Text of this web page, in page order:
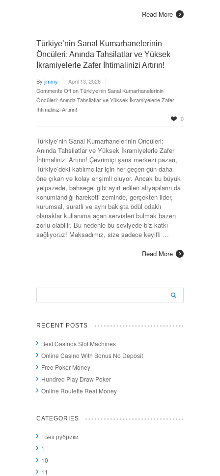
Read More
Türkiye’nin Sanal Kumarhanelerinin
Öncüleri: Anında Tahsilatlar ve Yüksek
İkramiyelerle Zafer İhtimalinizi Artırın!
By jimmy
April 13, 2026
Comments Offon Türkiye’nin Sanal Kumarhanelerinin
Öncüleri: Anında Tahsilatlar ve Yüksek İkramiyelerle Zafer
İhtimalinizi Artırın!
0
Türkiye’nin Sanal Kumarhanelerinin Öncüleri:
Anında Tahsilatlar ve Yüksek İkramiyelerle Zafer
İhtimalinizi Artırın! Çevrimiçi şans merkezi pazarı,
Türkiye’deki katılımcılar için her geçen gün daha
öne çıkan ve kolay erişimli oluyor. Ancak bu büyük
yelpazede, bahsegel gibi ayırt edilen altyapıların da
konumlandığı hareketli zeminde, gerçekten lider,
kurumsal, süratli ve aynı bakışta ödül odaklı
olanaklar kullanıma açan servisleri bulmak bazen
zorlu olabilir. Bu nedenle bu seviyede biz katkı
sağlıyoruz! Maksadımız, size sadece keyifli …
Read More
RECENT POSTS
Best Casinos Slot Machines
Online Casino With Bonus No Deposit
Free Poker Money
Hundred Play Draw Poker
Online Roulette Real Money
CATEGORIES
! Без рубрики
1
10
11